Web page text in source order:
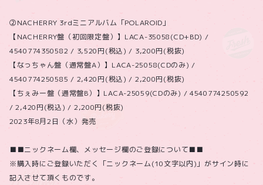
②NACHERRY 3rdミニアルバム「POLAROID」
【NACHERRY盤（初回限定盤）】LACA-35058(CD+BD) /
4540774350582 / 3,520円(税込) / 3,200円(税抜)
【なっちゃん盤（通常盤A）】LACA-25058(CDのみ) /
4540774250585 / 2,420円(税込) / 2,200円(税抜)
【ちぇみー盤（通常盤B）】LACA-25059(CDのみ) / 4540774250592
/ 2,420円(税込) / 2,200円(税抜)
2023年8月2日（水）発売
■■ニックネーム欄、メッセージ欄のご登録について■■
※購入時にご登録いただく「ニックネーム(10文字以内)」がサイン時に
記入させて頂くものです。